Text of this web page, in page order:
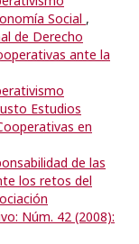
Social ,
de Derecho
ante la
Estudios
en
de las
los retos del
Núm. 42 (2008):